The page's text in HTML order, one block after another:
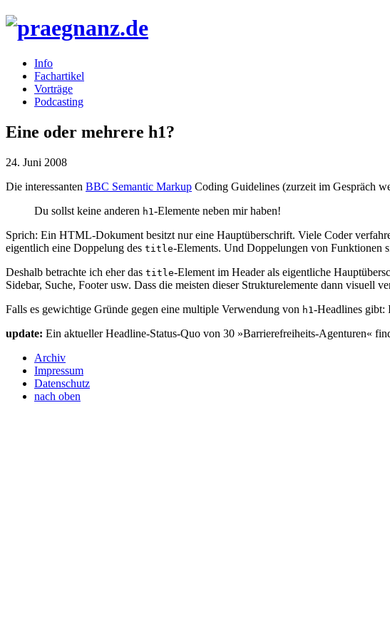
Info
Fachartikel
Vorträge
Podcasting
Eine oder mehrere h1?
24. Juni 2008
Die interessanten BBC Semantic Markup Coding Guidelines (zurzeit im Gespräch
Du sollst keine anderen h1 -Elemente neben mir haben!
Sprich: Ein HTML-Dokument besitzt nur eine Hauptüberschrift. Viele Coder
eigentlich eine Doppelung des title-Elements. Und Doppelungen von Funktionen
Deshalb betrachte ich eher das title-Element im Header als eigentliche
Sidebar, Suche, Footer usw. Dass die meisten dieser Strukturelemente dann visuell
Falls es gewichtige Gründe gegen eine multiple Verwendung von h1 -Headlines gibt:
update: Ein aktueller Headline-Status-Quo von 30 »Barrierefreiheits-Agenturen«
Archiv
Impressum
Datenschutz
nach oben